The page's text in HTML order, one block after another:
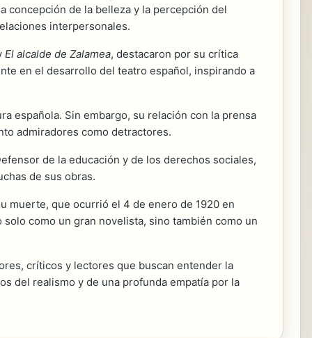
concepción de la belleza y la percepción del
interpersonales.
El alcalde de Zalamea, destacaron por su crítica
en el desarrollo del teatro español, inspirando a
española. Sin embargo, su relación con la prensa
admiradores como detractores.
de la educación y de los derechos sociales,
de sus obras.
muerte, que ocurrió el 4 de enero de 1920 en
como un gran novelista, sino también como un
críticos y lectores que buscan entender la
del realismo y de una profunda empatía por la